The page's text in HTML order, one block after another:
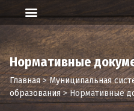
Нормативные
Главная>Муниципальная
образования>Нормативные